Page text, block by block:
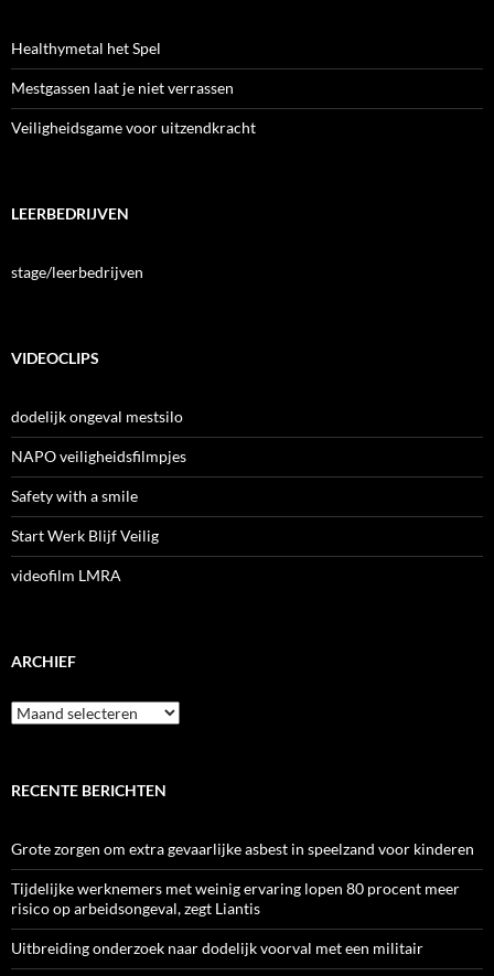
Healthymetal het Spel
Mestgassen laat je niet verrassen
Veiligheidsgame voor uitzendkracht
LEERBEDRIJVEN
stage/leerbedrijven
VIDEOCLIPS
dodelijk ongeval mestsilo
NAPO veiligheidsfilmpjes
Safety with a smile
Start Werk Blijf Veilig
videofilm LMRA
ARCHIEF
Archief
RECENTE BERICHTEN
Grote zorgen om extra gevaarlijke asbest in speelzand voor kinderen
Tijdelijke werknemers met weinig ervaring lopen 80 procent meer
risico op arbeidsongeval, zegt Liantis
Uitbreiding onderzoek naar dodelijk voorval met een militair